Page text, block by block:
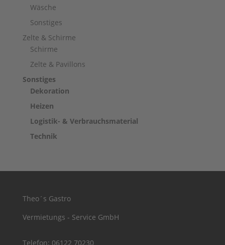
Wäsche
Sonstiges
Zelte & Schirme
Schirme
Zelte & Pavillons
Sonstiges
Dekoration
Heizen
Logistik- & Verbrauchsmaterial
Technik
Theo´s Gastro
Vermietungs - Service GmbH
Telefon: 06122 70230